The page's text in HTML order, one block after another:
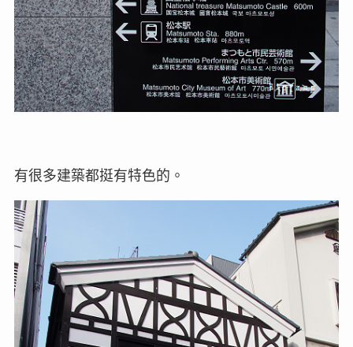
有很多建築都挺有特色的。